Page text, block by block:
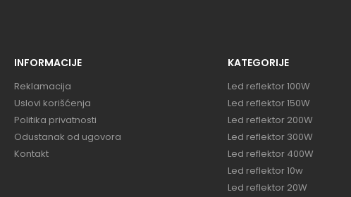
INFORMACIJE
Reklamacija
Uslovi korišćenja
Politika privatnosti
Odustanak od ugovora
Kontakt
KATEGORIJE
Led reflektor 100W
Led reflektor 150W
Led reflektor 200W
Led reflektor 300W
Led reflektor 400W
Led reflektor 10w
Led reflektor 20W